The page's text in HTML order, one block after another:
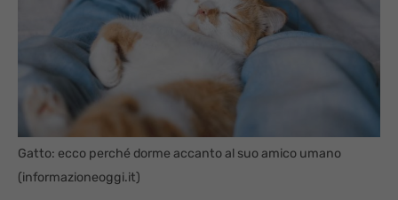
Gatto: ecco perché dorme accanto al suo amico umano
(informazioneoggi.it)